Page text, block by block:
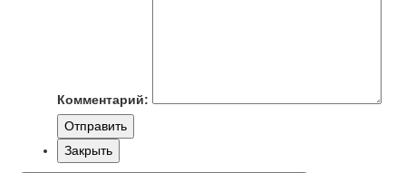
Комментарий:
Отправить
Закрыть